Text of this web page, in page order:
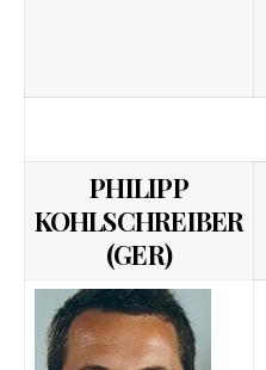
PHILIPP
KOHLSCHREIBER
(GER)